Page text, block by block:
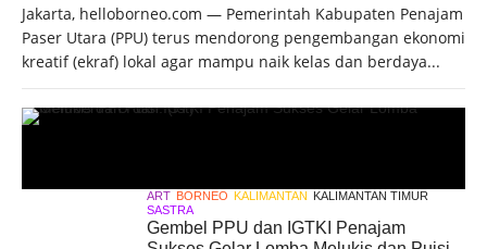
Jakarta, helloborneo.com — Pemerintah Kabupaten Penajam
Paser Utara (PPU) terus mendorong pengembangan ekonomi
kreatif (ekraf) lokal agar mampu naik kelas dan berdaya...
ART BORNEO KALIMANTAN KALIMANTAN TIMUR
SASTRA
Gembel PPU dan IGTKI Penajam